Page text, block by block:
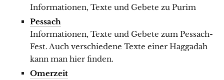
Informationen, Texte und Gebete zu Purim
Pessach
Informationen, Texte und Gebete zum Pessach-
Fest. Auch verschiedene Texte einer Haggadah
kann man hier finden.
Omerzeit